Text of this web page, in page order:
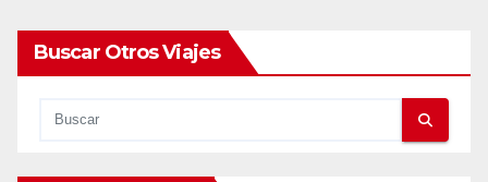
Buscar Otros Viajes